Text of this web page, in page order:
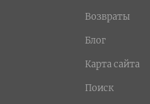
Возвраты
Блог
Карта сайта
Поиск